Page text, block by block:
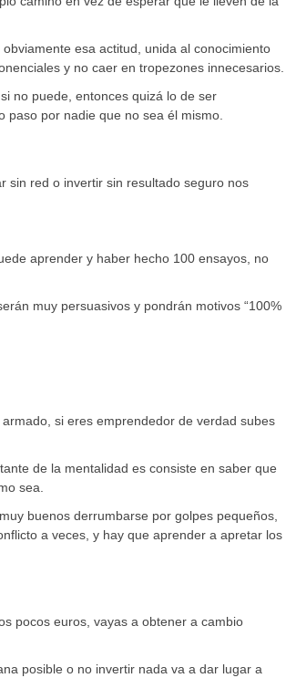
esa actitud, unida al conocimiento
y no caer en tropezones innecesarios.
no puede, entonces quizá lo de ser
paso por nadie que no sea él mismo.
sin red o invertir sin resultado seguro nos
aprender y haber hecho 100 ensayos, no
muy persuasivos y pondrán motivos “100%
si eres emprendedor de verdad subes
de la mentalidad es consiste en saber que
sea.
buenos derrumbarse por golpes pequeños,
a veces, y hay que aprender a apretar los
pocos euros, vayas a obtener a cambio
posible o no invertir nada va a dar lugar a